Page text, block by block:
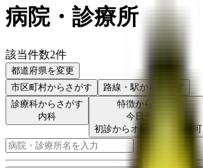
病院・診療所
該当件数2件
都道府県を変更
市区町村からさがす 路線・駅からさがす
診療科からさがす
内科
特徴からさがす
今日予約可
初診からオンライン診療可